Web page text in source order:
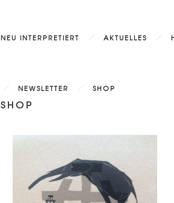
NEU INTERPRETIERT AKTUELLES
NEWSLETTER SHOP
SHOP